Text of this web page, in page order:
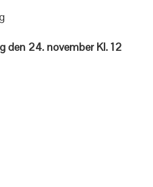
den 24. november Kl. 12